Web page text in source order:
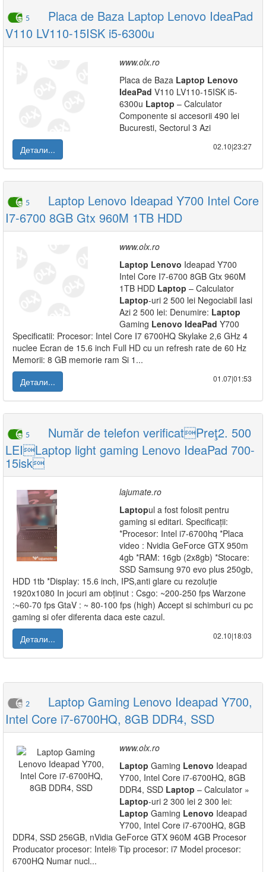
5
Placa de Baza Laptop Lenovo IdeaPad
V110 LV110-15ISK i5-6300u
www.olx.ro
Placa de Baza Laptop Lenovo
IdeaPad V110 LV110-15ISK i5-
6300u Laptop – Calculator
Componente si accesorii 490 lei
Bucuresti, Sectorul 3 Azi
Детали...
02.10|23:27
5
Laptop Lenovo Ideapad Y700 Intel Core
I7-6700 8GB Gtx 960M 1TB HDD
www.olx.ro
Laptop Lenovo Ideapad Y700
Intel Core I7-6700 8GB Gtx 960M
1TB HDD Laptop – Calculator
Laptop-uri 2 500 lei Negociabil Iasi
Azi 2 500 lei: Denumire: Laptop
Gaming Lenovo IdeaPad Y700
Specificatii: Procesor: Intel Core I7 6700HQ Skylake 2,6 GHz 4
nuclee Ecran de 15.6 inch Full HD cu un refresh rate de 60 Hz
Memorii: 8 GB memorie ram Si 1...
Детали...
01.07|01:53
5
Număr de telefon verificatPreţ2. 500
LEILaptop light gaming Lenovo IdeaPad 700-
15isk
lajumate.ro
Laptopul a fost folosit pentru
gaming si editari. Specificații:
*Procesor: Intel i7-6700hq *Placa
video : Nvidia GeForce GTX 950m
4gb *RAM: 16gb (2x8gb) *Stocare:
SSD Samsung 970 evo plus 250gb,
HDD 1tb *Display: 15.6 inch, IPS,anti glare cu rezoluție
1920x1080 In jocuri am obținut : Csgo: ~200-250 fps Warzone
:~60-70 fps GtaV : ~ 80-100 fps (high) Accept si schimburi cu pc
gaming si ofer diferenta daca este cazul.
Детали...
02.10|18:03
2
Laptop Gaming Lenovo Ideapad Y700,
Intel Core i7-6700HQ, 8GB DDR4, SSD
www.olx.ro
Laptop Gaming Lenovo Ideapad
Y700, Intel Core i7-6700HQ, 8GB
DDR4, SSD Laptop – Calculator »
Laptop-uri 2 300 lei 2 300 lei:
Laptop Gaming Lenovo Ideapad
Y700, Intel Core i7-6700HQ, 8GB
DDR4, SSD 256GB, nVidia GeForce GTX 960M 4GB Procesor
Producator procesor: Intel® Tip procesor: i7 Model procesor:
6700HQ Numar nucl...